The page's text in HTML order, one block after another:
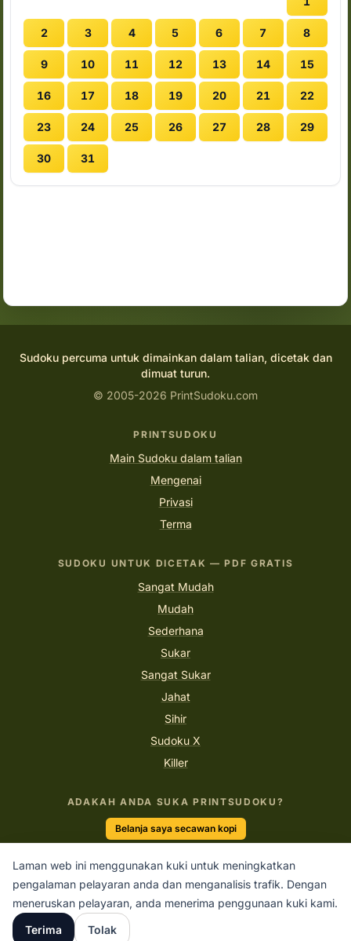
Laman web ini menggunakan kuki untuk meningkatkan
pengalaman pelayaran anda dan menganalisis trafik. Dengan
meneruskan pelayaran, anda menerima penggunaan kuki kami.
Terima
Tolak
2 3 4 5 6 7 8
9 10 11 12 13 14 15
16 17 18 19 20 21 22
23 24 25 26 27 28 29
30 31
Sudoku percuma untuk dimainkan dalam talian, dicetak dan
dimuat turun.
© 2005-2026 PrintSudoku.com
PRINTSUDOKU
Main Sudoku dalam talian
Mengenai
Privasi
Terma
SUDOKU UNTUK DICETAK — PDF GRATIS
Sangat Mudah
Mudah
Sederhana
Sukar
Sangat Sukar
Jahat
Sihir
Sudoku X
Killer
ADAKAH ANDA SUKA PRINTSUDOKU?
Belanja saya secawan kopi
“Sudoku adalah gimnastik untuk otak.”
PRINTSUDOKU.COM